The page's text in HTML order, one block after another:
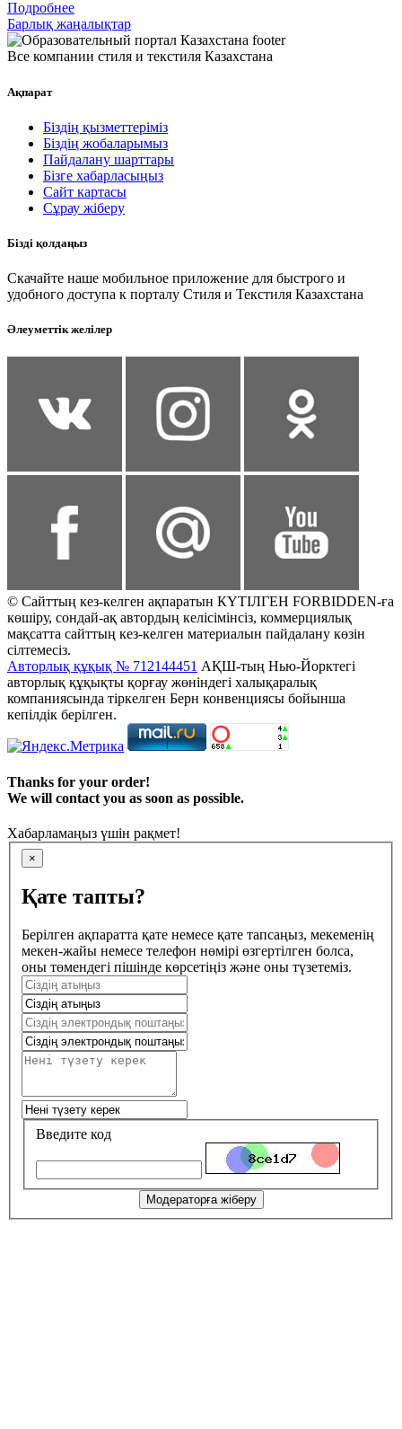
Подробнее
Барлық жаңалықтар
Все компании стиля и текстиля Казахстана
Ақпарат
Біздің қызметтеріміз
Біздің жобаларымыз
Пайдалану шарттары
Бізге хабарласыңыз
Сайт картасы
Сұрау жіберу
Бізді қолдаңыз
Скачайте наше мобильное приложение для быстрого и
удобного доступа к порталу Стиля и Текстиля Казахстана
Әлеуметтік желілер
© Сайттың кез-келген ақпаратын КҮТІЛГЕН FORBIDDEN-ға
көшіру, сондай-ақ автордың келісімінсіз, коммерциялық
мақсатта сайттың кез-келген материалын пайдалану көзін
сілтемесіз.
Авторлық құқық № 712144451 АҚШ-тың Нью-Йорктегі
авторлық құқықты қорғау жөніндегі халықаралық
компаниясында тіркелген Берн конвенциясы бойынша
кепілдік берілген.
Thanks for your order!
We will contact you as soon as possible.
Хабарламаңыз үшін рақмет!
×
Қате тапты?
Берілген ақпаратта қате немесе қате тапсаңыз, мекеменің
мекен-жайы немесе телефон нөмірі өзгертілген болса,
оны төмендегі пішінде көрсетіңіз және оны түзетеміз.
Введите код
Модераторға жіберу